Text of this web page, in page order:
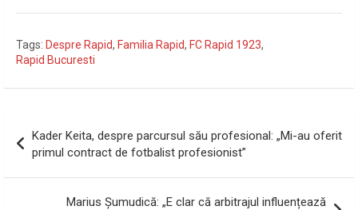
Tags: Despre Rapid, Familia Rapid, FC Rapid 1923,
Rapid Bucuresti
în
articole
Kader Keita, despre parcursul său profesional: „Mi-au oferit
primul contract de fotbalist profesionist”
Marius Șumudică: „E clar că arbitrajul influențează